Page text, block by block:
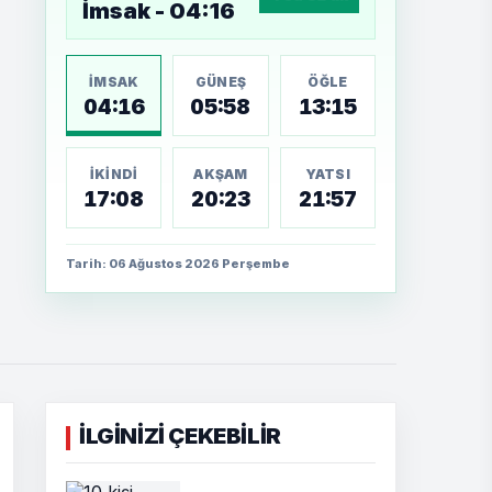
İmsak - 04:16
İMSAK
04:16
GÜNEŞ
05:58
ÖĞLE
13:15
İKINDI
17:08
AKŞAM
20:23
YATSI
21:57
Tarih: 06 Ağustos 2026 Perşembe
İLGİNİZİ ÇEKEBİLİR